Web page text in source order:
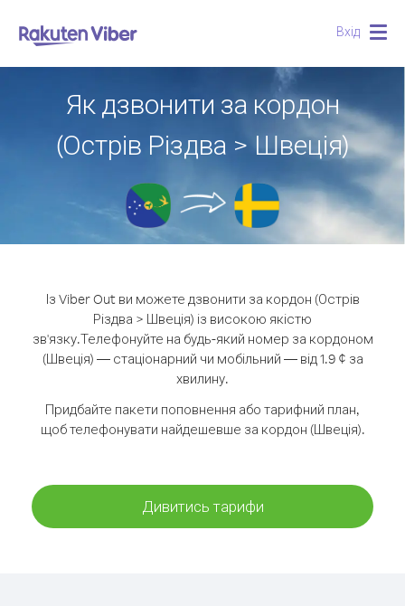
Вхід
Як дзвонити за кордон
(Острів Різдва > Швеція)
Із Viber Out ви можете дзвонити за кордон (Острів
Різдва > Швеція) із високою якістю
зв'язку.Телефонуйте на будь-який номер за кордоном
(Швеція) — стаціонарний чи мобільний — від 1.9 ¢ за
хвилину.
Придбайте пакети поповнення або тарифний план,
щоб телефонувати найдешевше за кордон (Швеція).
Дивитись тарифи